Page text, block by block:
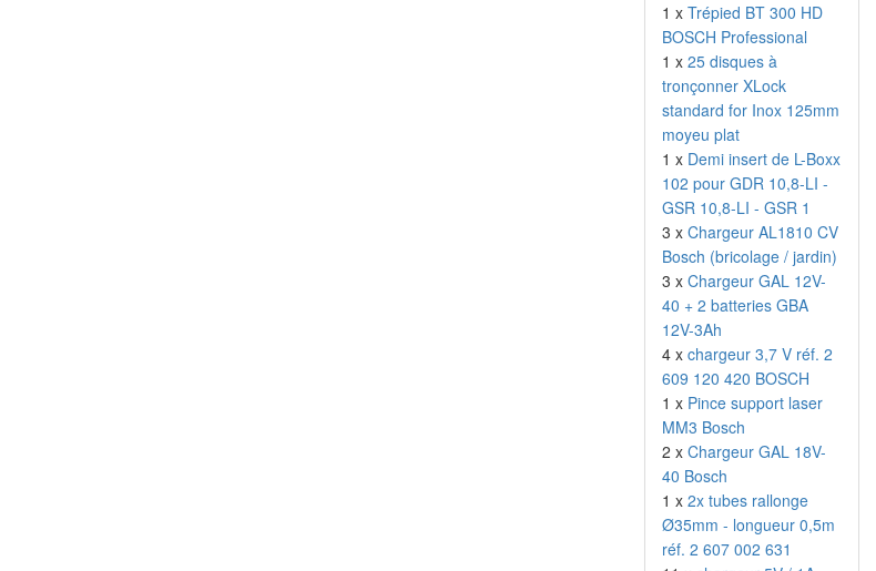
1 x Trépied BT 300 HD
BOSCH Professional
1 x 25 disques à
tronçonner XLock
standard for Inox 125mm
moyeu plat
1 x Demi insert de L-Boxx
102 pour GDR 10,8-LI -
GSR 10,8-LI - GSR 1
3 x Chargeur AL1810 CV
Bosch (bricolage / jardin)
3 x Chargeur GAL 12V-
40 + 2 batteries GBA
12V-3Ah
4 x chargeur 3,7 V réf. 2
609 120 420 BOSCH
1 x Pince support laser
MM3 Bosch
2 x Chargeur GAL 18V-
40 Bosch
1 x 2x tubes rallonge
Ø35mm - longueur 0,5m
réf. 2 607 002 631